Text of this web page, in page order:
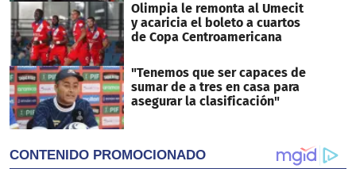
Olimpia le remonta al Umecit
y acaricia el boleto a cuartos
de Copa Centroamericana
"Tenemos que ser capaces de
sumar de a tres en casa para
asegurar la clasificación"